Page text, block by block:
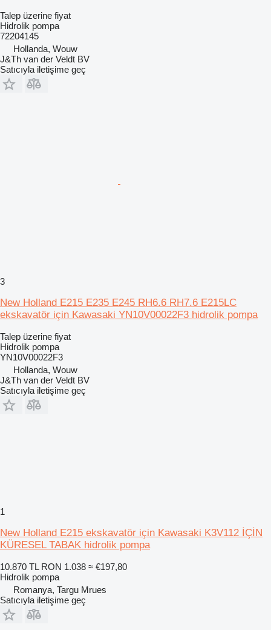
Talep üzerine fiyat
Hidrolik pompa
72204145
Hollanda, Wouw
J&Th van der Veldt BV
Satıcıyla iletişime geç
3
New Holland E215 E235 E245 RH6.6 RH7.6 E215LC
ekskavatör için Kawasaki YN10V00022F3 hidrolik pompa
Talep üzerine fiyat
Hidrolik pompa
YN10V00022F3
Hollanda, Wouw
J&Th van der Veldt BV
Satıcıyla iletişime geç
1
New Holland E215 ekskavatör için Kawasaki K3V112 İÇİN
KÜRESEL TABAK hidrolik pompa
10.870 TL RON 1.038 ≈ €197,80
Hidrolik pompa
Romanya, Targu Mrues
Satıcıyla iletişime geç